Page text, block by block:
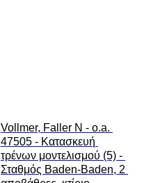
Vollmer, Faller N - o.a.
47505 - Κατασκευή
τρένων μοντελισμού (5) -
Σταθμός Baden-Baden, 2